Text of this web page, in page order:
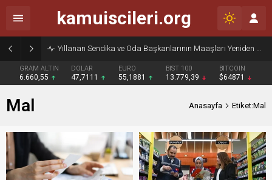
Yıllanan Sendika ve Oda Başkanlarının Maaşları Yeniden Gündemde
GRAM ALTIN
6.660,55
DOLAR
47,7111
EURO
55,1881
BIST 100
13.779,39
BITCOIN
$64871
kamuiscileri.org
Mal Anasayfa Etiket:Mal